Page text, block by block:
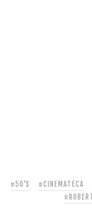
#50'S #CINEMATECA